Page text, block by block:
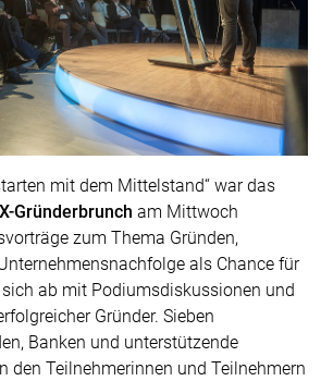
mit dem Mittelstand“ war das
Gründerbrunch am Mittwoch
zum Thema Gründen,
als Chance für
ab mit Podiumsdiskussionen und
Gründer. Sieben
Banken und unterstützende
den Teilnehmerinnen und Teilnehmern